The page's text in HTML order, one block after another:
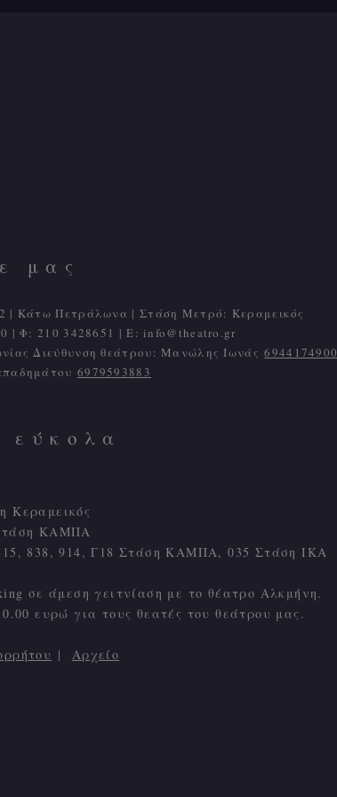
μας
| Κάτω Πετράλωνα | Στάση Μετρό: Κεραμεικός
| Φ: 210 3428651 | Ε: info@theatro.gr
Διεύθυνση θεάτρου: Μανώλης Ιωνάς6944174900
6979593883
εύκολα
Κεραμεικός
ΚΑΜΠΑ
838, 914, Γ18 Στάση ΚΑΜΠΑ, 035 Στάση ΙΚΑ
σε άμεση γειτνίαση με το θέατρο Αλκμήνη.
ευρώ για τους θεατές του θεάτρου μας.
| Αρχείο